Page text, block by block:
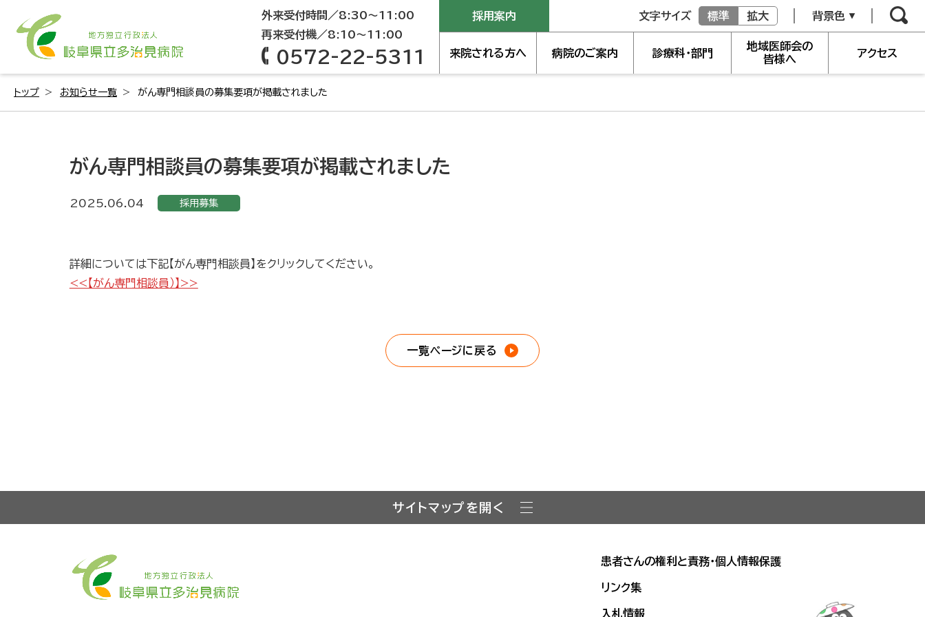
外来受付時間／8:30～11:00
再来受付機／8:10～11:00
0572-22-5311
採用案内 文字サイズ 標準 拡大 背景色
来院される方へ 病院のご案内 診療科・部門
地域医師会の
皆様へ
アクセス
トップ お知らせ一覧 がん専門相談員の募集要項が掲載されました
がん専門相談員の募集要項が掲載されました
2025.06.04 採用募集
詳細については下記【がん専門相談員】をクリックしてください。
<<【がん専門相談員）】>>
一覧ページに戻る
サイトマップを開く
患者さんの権利と責務・個人情報保護
リンク集
入札情報